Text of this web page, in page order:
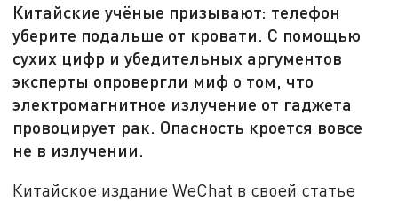
Китайские учёные призывают: телефон
уберите подальше от кровати. С помощью
сухих цифр и убедительных аргументов
эксперты опровергли миф о том, что
электромагнитное излучение от гаджета
провоцирует рак. Опасность кроется вовсе
не в излучении.
Китайское издание WeChat в своей статье